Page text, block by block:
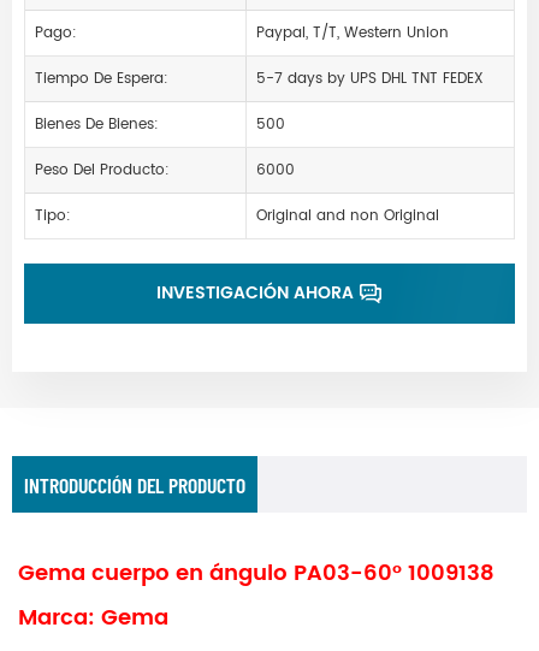
Pago:
Paypal, T/T, Western Union
Tiempo De Espera:
5-7 days by UPS DHL TNT FEDEX
Bienes De Bienes:
500
Peso Del Producto:
6000
Tipo:
Original and non Original
INVESTIGACIÓN AHORA
INTRODUCCIÓN DEL PRODUCTO
Gema cuerpo en ángulo PA03-60° 1009138
Marca: Gema